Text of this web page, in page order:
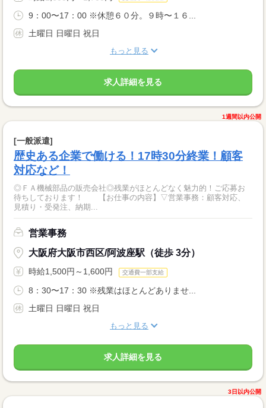
9：00〜17：00 ※休憩６０分。９時〜１６...
土曜日 日曜日 祝日
もっと見る
求人詳細を見る
1週間以内公開
[一般派遣]
歴史ある企業で働ける！17時30分終業！顧客
対応など！
◎ＦＡ機械部品の販売会社◎残業がほとんどなく魅力的！ご応募お
待ちしております！ 【お仕事の内容】▽営業事務：顧客対応、
見積り・受発注、納期...
営業事務
大阪府大阪市西区/阿波座駅（徒歩 3分）
時給1,500円～1,600円 交通費一部支給
8：30〜17：30 ※残業はほとんどありませ...
土曜日 日曜日 祝日
もっと見る
求人詳細を見る
3日以内公開